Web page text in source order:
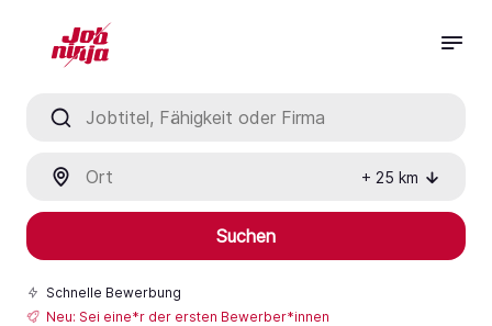
+ 25 km
Suchen
Schnelle Bewerbung
Neu: Sei eine*r der ersten Bewerber*innen